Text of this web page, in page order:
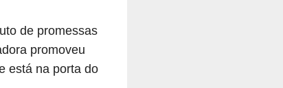
de promessas
promoveu
está na porta do